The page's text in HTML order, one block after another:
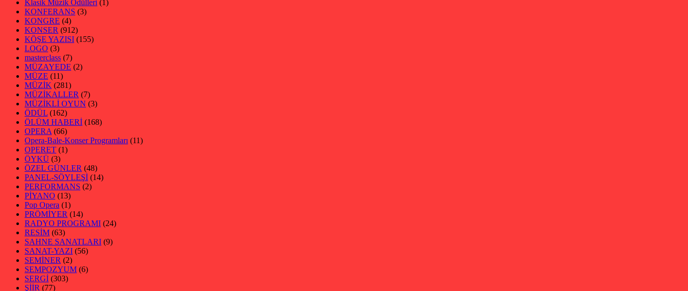
Klasik Müzik Ödülleri (1)
KONFERANS (3)
KONGRE (4)
KONSER (912)
KÖŞE YAZISI (155)
LOGO (3)
masterclass (7)
MÜZAYEDE (2)
MÜZE (11)
MÜZİK (281)
MÜZİKALLER (7)
MÜZİKLİ OYUN (3)
ÖDÜL (162)
ÖLÜM HABERİ (168)
OPERA (66)
Opera-Bale-Konser Programları (11)
OPERET (1)
ÖYKÜ (3)
ÖZEL GÜNLER (48)
PANEL-SÖYLEŞİ (14)
PERFORMANS (2)
PİYANO (13)
Pop Opera (1)
PRÖMİYER (14)
RADYO PROGRAMI (24)
RESİM (63)
SAHNE SANATLARI (9)
SANAT-YAZI (56)
SEMİNER (2)
SEMPOZYUM (6)
SERGİ (303)
ŞİİR (77)